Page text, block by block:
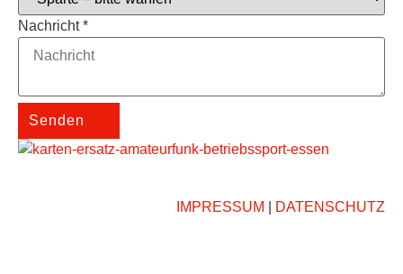
Nachricht*
Senden
IMPRESSUM DATENSCHUTZ